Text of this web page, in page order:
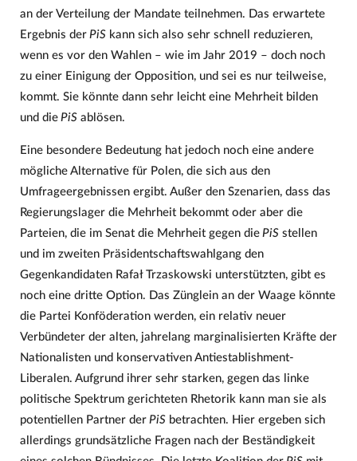
an der Verteilung der Mandate teilnehmen. Das erwartete
Ergebnis derPiSkann sich also sehr schnell reduzieren,
wenn es vor den Wahlen – wie im Jahr 2019 – doch noch
zu einer Einigung der Opposition, und sei es nur teilweise,
kommt. Sie könnte dann sehr leicht eine Mehrheit bilden
und diePiSablösen.
Eine besondere Bedeutung hat jedoch noch eine andere
mögliche Alternative für Polen, die sich aus den
Umfrageergebnissen ergibt. Außer den Szenarien, dass das
Regierungslager die Mehrheit bekommt oder aber die
Parteien, die im Senat die Mehrheit gegen diePiSstellen
und im zweiten Präsidentschaftswahlgang den
Gegenkandidaten Rafał Trzaskowski unterstützten, gibt es
noch eine dritte Option. Das Zünglein an der Waage könnte
die Partei Konföderation werden, ein relativ neuer
Verbündeter der alten, jahrelang marginalisierten Kräfte der
Nationalisten und konservativen Antiestablishment-
Liberalen. Aufgrund ihrer sehr starken, gegen das linke
politische Spektrum gerichteten Rhetorik kann man sie als
potentiellen Partner derPiSbetrachten. Hier ergeben sich
allerdings grundsätzliche Fragen nach der Beständigkeit